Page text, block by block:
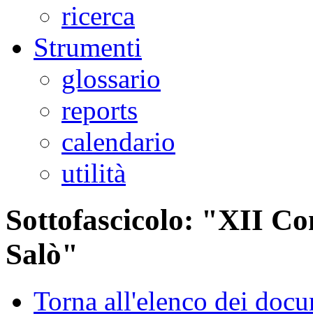
ricerca
Strumenti
glossario
reports
calendario
utilità
Sottofascicolo: "XII
Salò"
Torna all'elenco dei